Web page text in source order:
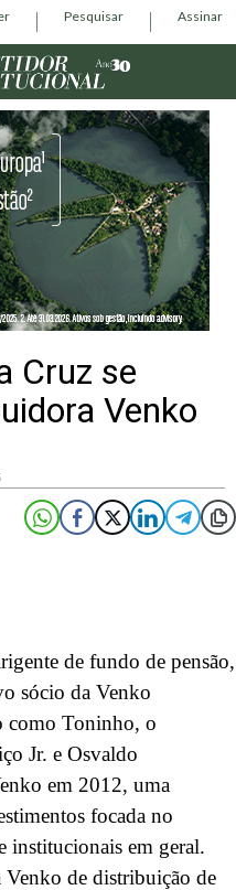
Pesquisar Assinar
Cruz se
Venko
de fundo de pensão,
sócio da Venko
como Toninho, o
Jr. e Osvaldo
em 2012, uma
focada no
institucionais em geral.
de distribuição de